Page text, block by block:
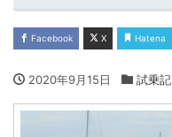
Facebook X Hatena
2020年9月15日 試乗記